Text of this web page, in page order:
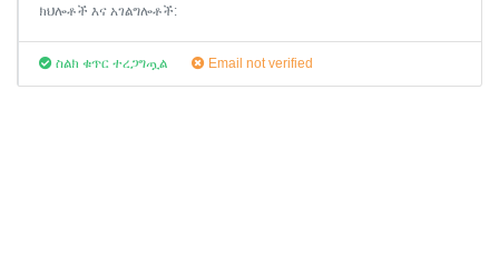
ክህሎቶች እና አገልግሎቶች:
ስልክ ቁጥር ተረጋግጧል Email not verified